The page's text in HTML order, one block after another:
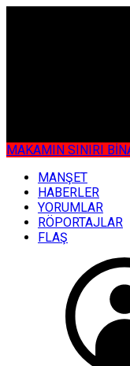
MAKAMIN SINIRI
MANŞET
HABERLER
YORUMLAR
RÖPORTAJLAR
FLAŞ